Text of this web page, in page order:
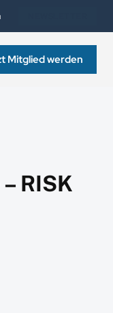
Mitglied werden
RISK